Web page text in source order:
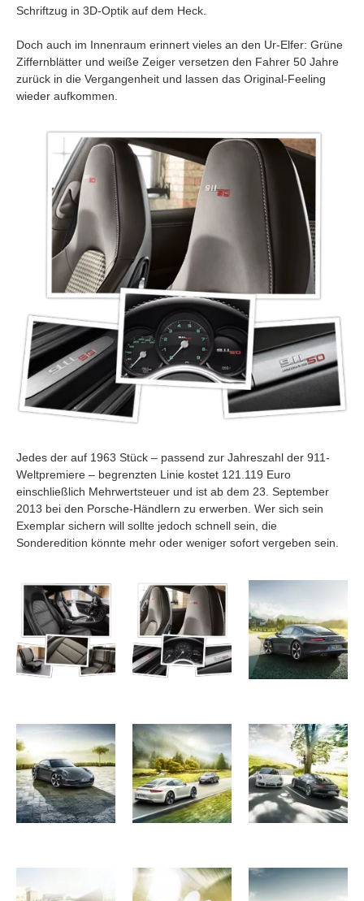
Schriftzug in 3D-Optik auf dem Heck.
Doch auch im Innenraum erinnert vieles an den Ur-Elfer: Grüne
Ziffernblätter und weiße Zeiger versetzen den Fahrer 50 Jahre
zurück in die Vergangenheit und lassen das Original-Feeling
wieder aufkommen.
Jedes der auf 1963 Stück – passend zur Jahreszahl der 911-
Weltpremiere – begrenzten Linie kostet 121.119 Euro
einschließlich Mehrwertsteuer und ist ab dem 23. September
2013 bei den Porsche-Händlern zu erwerben. Wer sich sein
Exemplar sichern will sollte jedoch schnell sein, die
Sonderedition könnte mehr oder weniger sofort vergeben sein.